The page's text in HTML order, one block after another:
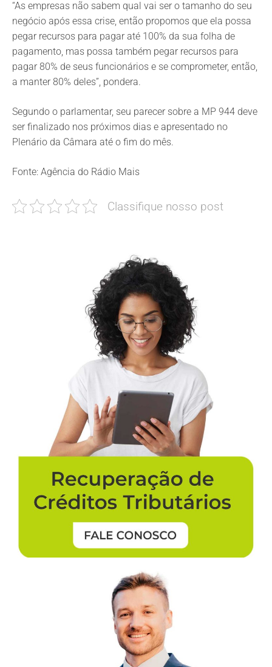
“As empresas não sabem qual vai ser o tamanho do seu
negócio após essa crise, então propomos que ela possa
pegar recursos para pagar até 100% da sua folha de
pagamento, mas possa também pegar recursos para
pagar 80% de seus funcionários e se comprometer, então,
a manter 80% deles”, pondera.
Segundo o parlamentar, seu parecer sobre a MP 944 deve
ser finalizado nos próximos dias e apresentado no
Plenário da Câmara até o fim do mês.
Fonte: Agência do Rádio Mais
Classifique nosso post